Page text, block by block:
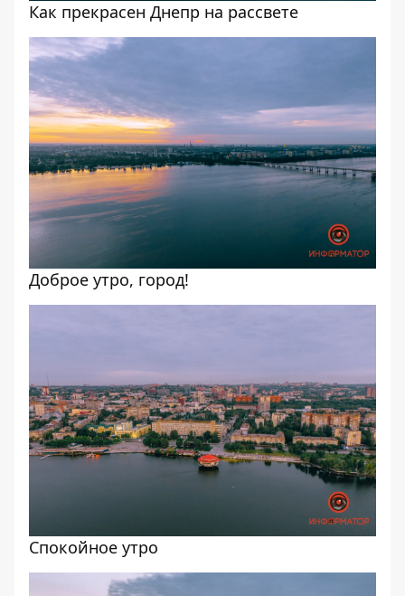
Как прекрасен Днепр на рассвете
Доброе утро, город!
Спокойное утро